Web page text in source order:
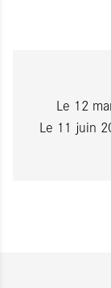
Le 12
Le 11 juin